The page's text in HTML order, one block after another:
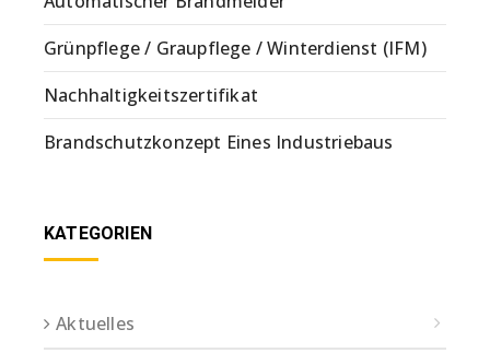
Grünpflege / Graupflege / Winterdienst (IFM)
Nachhaltigkeitszertifikat
Brandschutzkonzept Eines Industriebaus
KATEGORIEN
Aktuelles